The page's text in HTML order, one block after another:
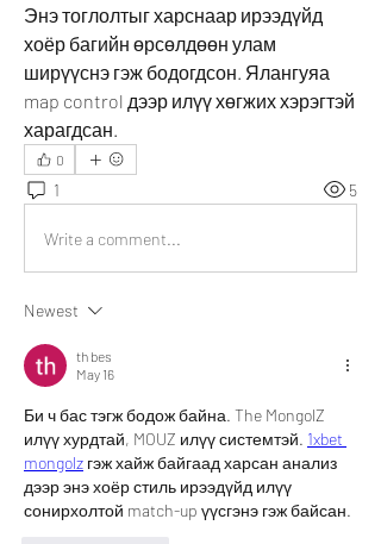
Энэ тоглолтыг харснаар ирээдүйд
хоёр багийн өрсөлдөөн улам
ширүүснэ гэж бодогдсон. Ялангуяа
map control дээр илүү хөгжих хэрэгтэй
харагдсан.
0
1 5
Write a comment...
Newest
th bes
May 16
Би ч бас тэгж бодож байна. The MongolZ
илүү хурдтай, MOUZ илүү системтэй. 1xbet
mongolz гэж хайж байгаад харсан анализ
дээр энэ хоёр стиль ирээдүйд илүү
сонирхолтой match-up үүсгэнэ гэж байсан.